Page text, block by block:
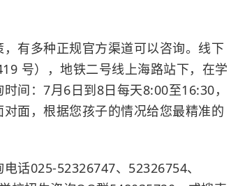
有多种正规官方渠道可以咨询。线下
号），地铁二号线上海路站下，在学
间：7月6日到8日每天8:00至16:30，
面，根据您孩子的情况给您最精准的
话025-52326747、52326754、